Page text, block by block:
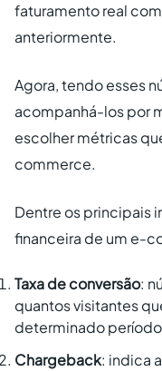
faturamento real
anteriormente.
Agora, tendo esses
acompanhá-los por
escolher métricas
commerce.
Dentre os principais
financeira de um e-
Taxa de conversão:
quantos visitantes
determinado
Chargeback: indica